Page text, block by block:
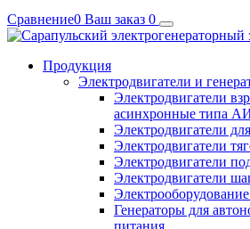
Сравнение0 Ваш заказ 0
Продукция
Электродвигатели и
Электродвигатели
асинхронные типа
Электродвигатели
Электродвигатели
Электродвигатели
Электродвигатели
Генераторы для
питания